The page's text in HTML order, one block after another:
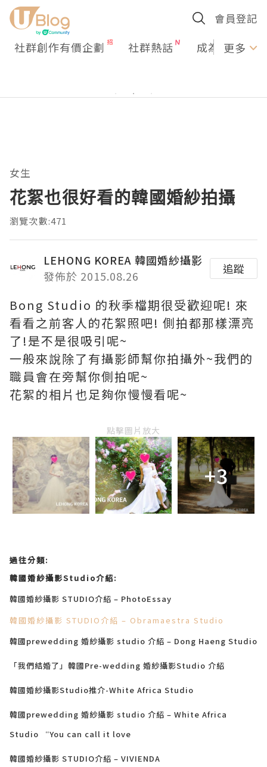
會員登記
社群創作有價企劃 社群熱話 成為U更多
女生
花絮也很好看的韓國婚紗拍攝
瀏覽次數:471
LEHONG KOREA 韓國婚紗攝影
發佈於 2015.08.26
追蹤
Bong Studio 的秋季檔期很受歡迎呢! 來
看看之前客人的花絮照吧! 側拍都那樣漂亮
了!是不是很吸引呢~
一般來說除了有攝影師幫你拍攝外~我們的
職員會在旁幫你側拍呢~
花絮的相片也足夠你慢慢看呢~
點擊圖片放大
+3
過往分類:
韓國婚紗攝影Studio介紹:
韓國婚紗攝影 STUDIO介紹 – PhotoEssay
韓國婚紗攝影 STUDIO介紹 – Obramaestra Studio
韓國prewedding 婚紗攝影 studio 介紹 – Dong Haeng Studio
「我們結婚了」韓國Pre-wedding 婚紗攝影Studio 介紹
韓國婚紗攝影Studio推介-White Africa Studio
韓國prewedding 婚紗攝影 studio 介紹 – White Africa
Studio “You can call it love
韓國婚紗攝影 STUDIO介紹 – VIVIENDA